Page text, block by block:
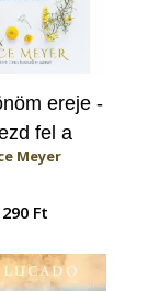
ereje -
fel a
rejlő
Meyer
Ft